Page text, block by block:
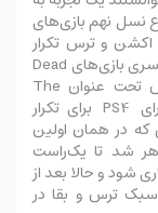
نسل نهم بازی‌های
و ترس تکرار
شود. این بار آقای گلن اسکافیلد به عنوان خالق سری بازی‌های Dead
Space بعد از سال‌ها سکوت با بازی جدیدش تحت عنوان The
PS4 برای تکرار
در همان اولین
شد تا یک‌راست
شود و حالا بعد از
سبک ترس و بقا در